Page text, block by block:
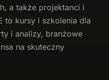
a także projektanci i
to kursy i szkolenia dla
i analizy, branżowe
na skuteczny